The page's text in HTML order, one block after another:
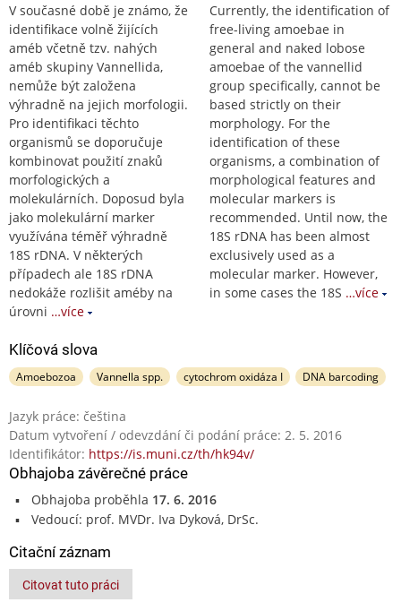
V současné době je známo, že
identifikace volně žijících
améb včetně tzv. nahých
améb skupiny Vannellida,
nemůže být založena
výhradně na jejich morfologii.
Pro identifikaci těchto
organismů se doporučuje
kombinovat použití znaků
morfologických a
molekulárních. Doposud byla
jako molekulární marker
využívána téměř výhradně
18S rDNA. V některých
případech ale 18S rDNA
nedokáže rozlišit améby na
úrovni …více
Currently, the identification of
free-living amoebae in
general and naked lobose
amoebae of the vannellid
group specifically, cannot be
based strictly on their
morphology. For the
identification of these
organisms, a combination of
morphological features and
molecular markers is
recommended. Until now, the
18S rDNA has been almost
exclusively used as a
molecular marker. However,
in some cases the 18S …více
Klíčová slova
Amoebozoa Vannella spp. cytochrom oxidáza I DNA barcoding
Jazyk práce: čeština
Datum vytvoření / odevzdání či podání práce: 2. 5. 2016
Identifikátor: https://is.muni.cz/th/hk94v/
Obhajoba závěrečné práce
Obhajoba proběhla 17. 6. 2016
Vedoucí: prof. MVDr. Iva Dyková, DrSc.
Citační záznam
Citovat tuto práci